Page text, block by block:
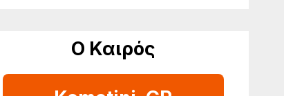
Ο Καιρός